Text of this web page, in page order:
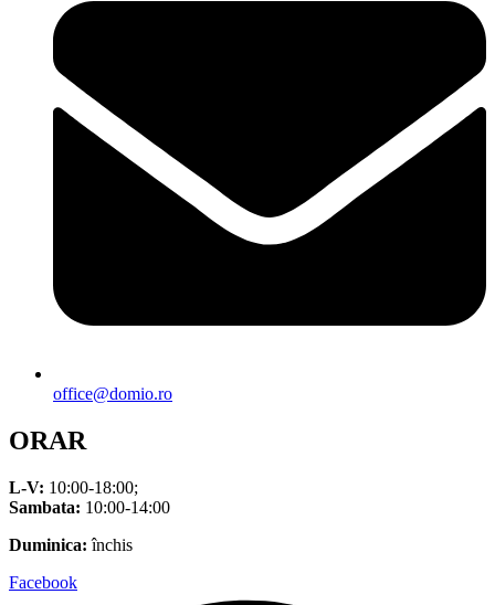
office@domio.ro
ORAR
L-V: 10:00-18:00;
Sambata: 10:00-14:00
Duminica: închis
Facebook